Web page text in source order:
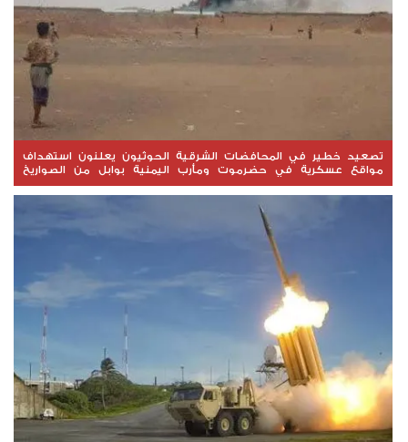
تصعيد خطير في المحافضات الشرقية الحوثيون يعلنون استهداف
مواقع عسكرية في حضرموت ومأرب اليمنية بوابل من الصواريخ
والطائرات المسيّرة